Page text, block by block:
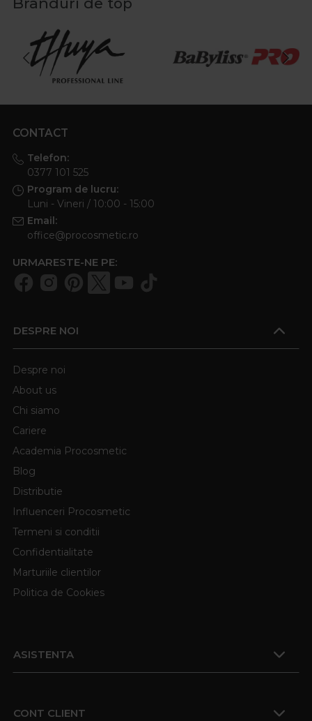
CONTACT
Telefon:
0377 101 525
Program de lucru:
Luni - Vineri / 10:00 - 15:00
Email:
office@procosmetic.ro
URMARESTE-NE PE:
DESPRE NOI
Despre noi
About us
Chi siamo
Cariere
Academia Procosmetic
Blog
Distributie
Influenceri Procosmetic
Termeni si conditii
Confidentialitate
Marturiile clientilor
Politica de Cookies
ASISTENTA
CONT CLIENT